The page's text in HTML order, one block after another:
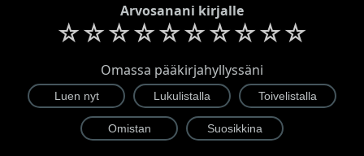
Arvosanani kirjalle
☆☆☆☆☆☆☆☆☆☆
Omassa pääkirjahyllyssäni